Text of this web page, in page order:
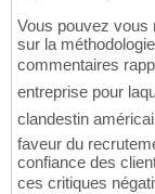
Vous pouvez vous
sur la
commentaires
entreprise pour
clandestin
faveur du
confiance des
ces critiques